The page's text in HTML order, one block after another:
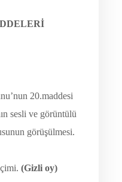
20.maddesi
sesli ve görüntülü
görüşülmesi.
(Gizli oy)